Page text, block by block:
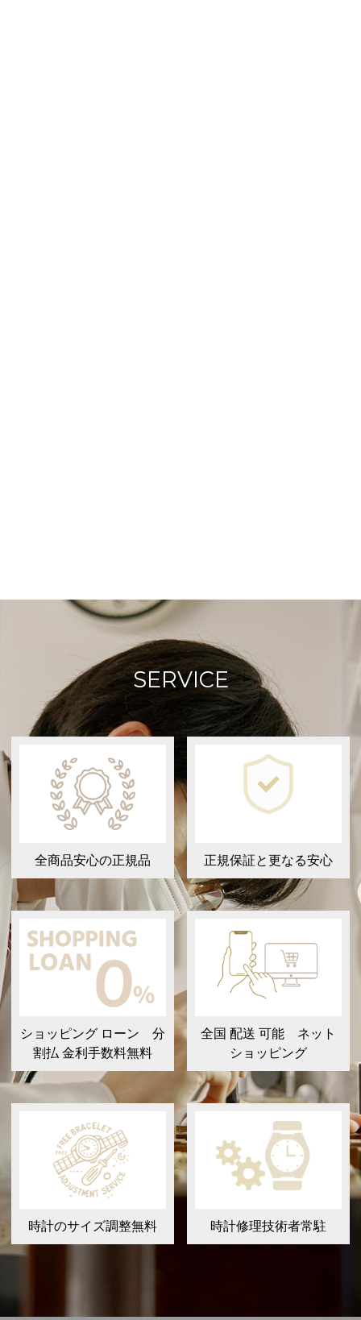
SERVICE
全商品安心の正規品 正規保証と更なる安心
ショッピング ローン 分
割払 金利手数料無料
全国 配送 可能 ネット
ショッピング
時計のサイズ調整無料 時計修理技術者常駐